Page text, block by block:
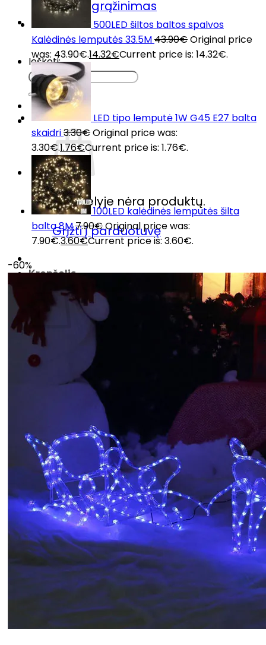
Prekių grąžinimas
Kontaktai
Ieškoti:
Krepšelyje nėra produktų.
Grįžti į parduotuvę
Krepšelis
Krepšelyje nėra produktų.
Grįžti į parduotuvę
500LED šiltos baltos spalvos
Kalėdinės lemputės 33.5M43.90€Original price
was: 43.90€.14.32€Current price is: 14.32€.
LED tipo lemputė 1W G45 E27 balta
skaidri3.30€Original price was:
3.30€.1.76€Current price is: 1.76€.
100LED kalėdinės lemputės šilta
balta 8M7.90€Original price was:
7.90€.3.60€Current price is: 3.60€.
-60%